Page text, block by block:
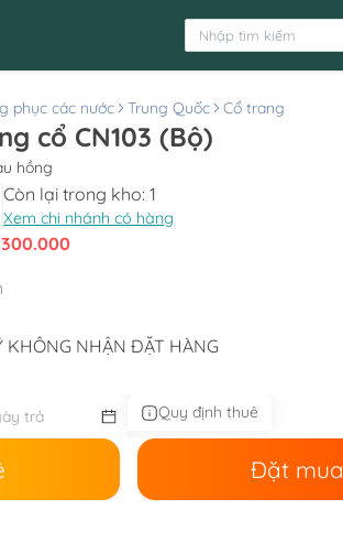
phục các nước Trung Quốc Cổ trang
cổ CN103 (Bộ)
hồng
Còn lại trong kho: 1
Xem chi nhánh có hàng
300.000
KHÔNG NHẬN ĐẶT HÀNG
Quy định thuê
Đặt mua